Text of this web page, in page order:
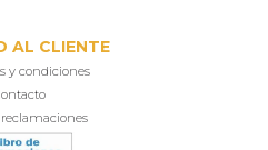
AL CLIENTE
y condiciones